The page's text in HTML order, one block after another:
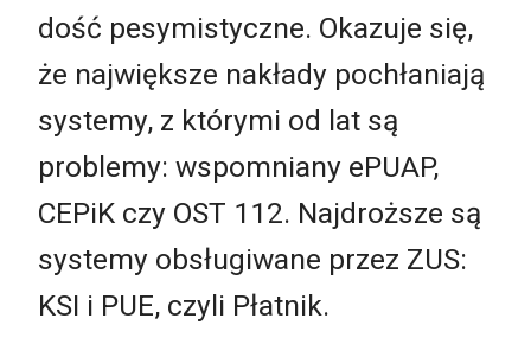
dość pesymistyczne. Okazuje się,
że największe nakłady pochłaniają
systemy, z którymi od lat są
problemy: wspomniany ePUAP,
CEPiK czy OST 112. Najdroższe są
systemy obsługiwane przez ZUS:
KSI i PUE, czyli Płatnik.